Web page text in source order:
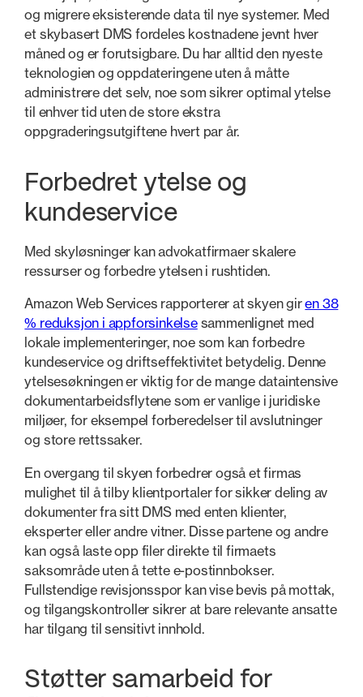
og migrere eksisterende data til nye systemer. Med
et skybasert DMS fordeles kostnadene jevnt hver
måned og er forutsigbare. Du har alltid den nyeste
teknologien og oppdateringene uten å måtte
administrere det selv, noe som sikrer optimal ytelse
til enhver tid uten de store ekstra
oppgraderingsutgiftene hvert par år.
Forbedret ytelse og
kundeservice
Med skyløsninger kan advokatfirmaer skalere
ressurser og forbedre ytelsen i rushtiden.
Amazon Web Services rapporterer at skyen giren 38
% reduksjon i appforsinkelsesammenlignet med
lokale implementeringer, noe som kan forbedre
kundeservice og driftseffektivitet betydelig. Denne
ytelsesøkningen er viktig for de mange dataintensive
dokumentarbeidsflytene som er vanlige i juridiske
miljøer, for eksempel forberedelser til avslutninger
og store rettssaker.
En overgang til skyen forbedrer også et firmas
mulighet til å tilby klientportaler for sikker deling av
dokumenter fra sitt DMS med enten klienter,
eksperter eller andre vitner. Disse partene og andre
kan også laste opp filer direkte til firmaets
saksområde uten å tette e-postinnbokser.
Fullstendige revisjonsspor kan vise bevis på mottak,
og tilgangskontroller sikrer at bare relevante ansatte
har tilgang til sensitivt innhold.
Støtter samarbeid for